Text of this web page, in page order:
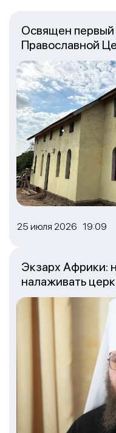
25 июля 2026 19:09
Освящен первый
Православной
Экзарх Африки:
налаживать